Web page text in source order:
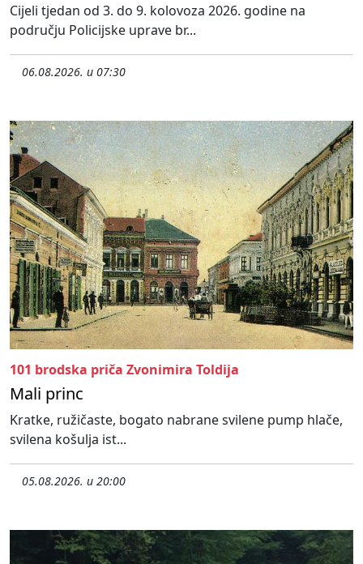
Cijeli tjedan od 3. do 9. kolovoza 2026. godine na
području Policijske uprave br...
06.08.2026. u 07:30
101 brodska priča Zvonimira Toldija
Mali princ
Kratke, ružičaste, bogato nabrane svilene pump hlače,
svilena košulja ist...
05.08.2026. u 20:00